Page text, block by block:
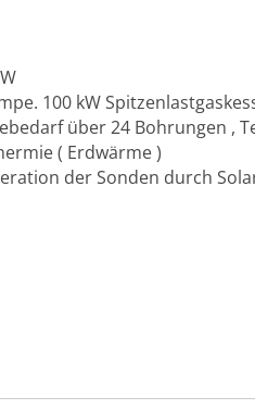
100 kW
über 24 Bohrungen ,
( Erdwärme )
der Sonden durch